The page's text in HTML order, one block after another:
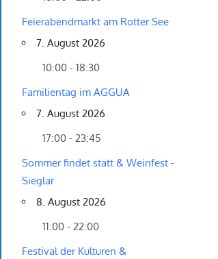
Feierabendmarkt am Rotter See
7. August 2026
10:00 - 18:30
Familientag im AGGUA
7. August 2026
17:00 - 23:45
Sommer findet statt & Weinfest -
Sieglar
8. August 2026
11:00 - 22:00
Festival der Kulturen &